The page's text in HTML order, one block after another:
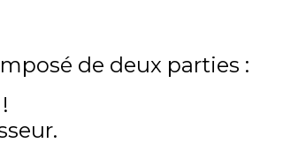
de deux parties :